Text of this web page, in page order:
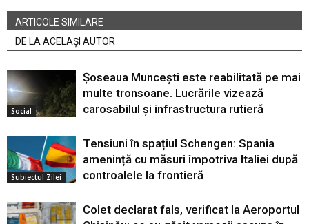
ARTICOLE SIMILARE
DE LA ACELAȘI AUTOR
Social
Șoseaua Muncești este reabilitată pe mai
multe tronsoane. Lucrările vizează
carosabilul și infrastructura rutieră
Subiectul Zilei
Tensiuni în spațiul Schengen: Spania
amenință cu măsuri împotriva Italiei după
controalele la frontieră
Colet declarat fals, verificat la Aeroportul